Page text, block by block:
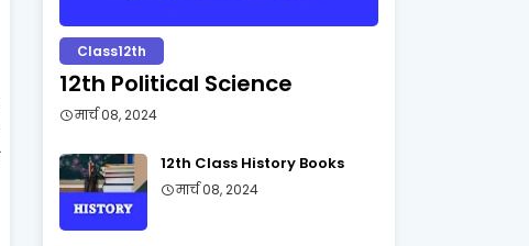
Class12th
12th Political Science
मार्च 08, 2024
12th Class History Books
मार्च 08, 2024